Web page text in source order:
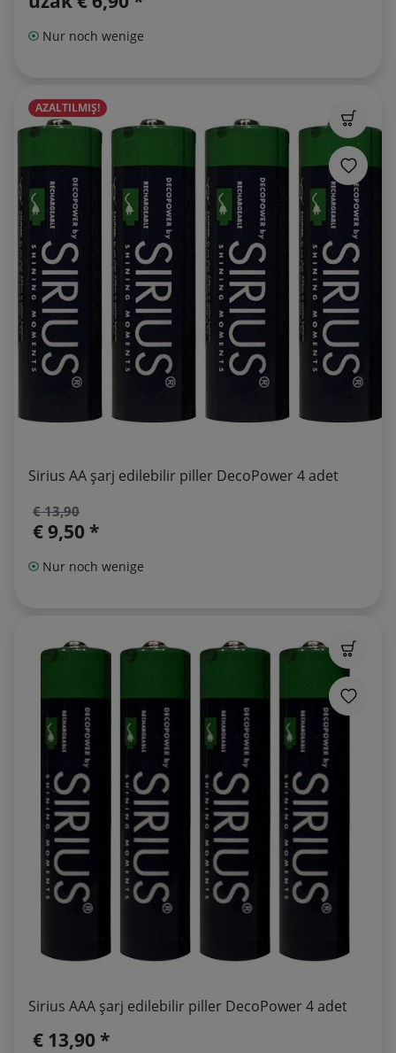
Nur noch wenige
AZALTILMIŞ!
Sirius AA şarj edilebilir piller DecoPower 4 adet
€ 13,90
€ 9,50 *
Nur noch wenige
Sirius AAA şarj edilebilir piller DecoPower 4 adet
€ 13,90 *